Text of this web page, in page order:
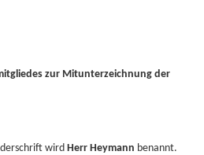
zur Mitunterzeichnung der
wird Herr Heymann benannt.